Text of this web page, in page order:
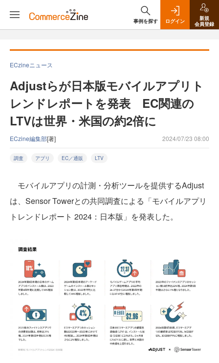
事例を探す ログイン
新規
会員登録
ECzineニュース
Adjustらが日本版モバイルアプリト
レンドレポートを発表 EC関連の
LTVは世界・米国の約2倍に
ECzine編集部[著] 2024/07/23 08:00
調査 アプリ EC／通販 LTV
モバイルアプリの計測・分析ツールを提供するAdjust
は、Sensor Towerとの共同調査による「モバイルアプリ
トレンドレポート 2024：日本版」を発表した。